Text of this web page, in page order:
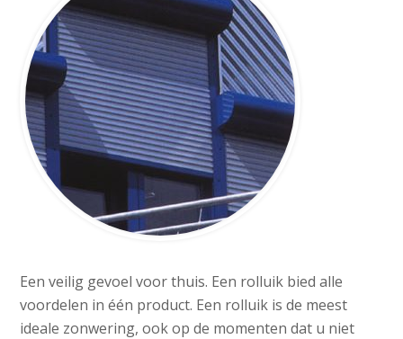
Een veilig gevoel voor thuis. Een rolluik bied alle
voordelen in één product. Een rolluik is de meest
ideale zonwering, ook op de momenten dat u niet